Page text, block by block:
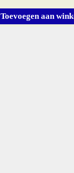
Toevoegen aan